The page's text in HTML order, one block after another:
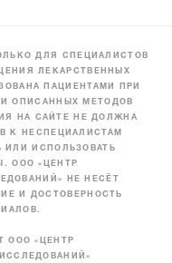
ДЛЯ СПЕЦИАЛИСТОВ
ЛЕКАРСТВЕННЫХ
ПАЦИЕНТАМИ ПРИ
ОПИСАННЫХ МЕТОДОВ
НА САЙТЕ НЕ ДОЛЖНА
К НЕСПЕЦИАЛИСТАМ
ИЛИ ИСПОЛЬЗОВАТЬ
ООО «ЦЕНТР
НЕ НЕСЁТ
И ДОСТОВЕРНОСТЬ
ООО «ЦЕНТР